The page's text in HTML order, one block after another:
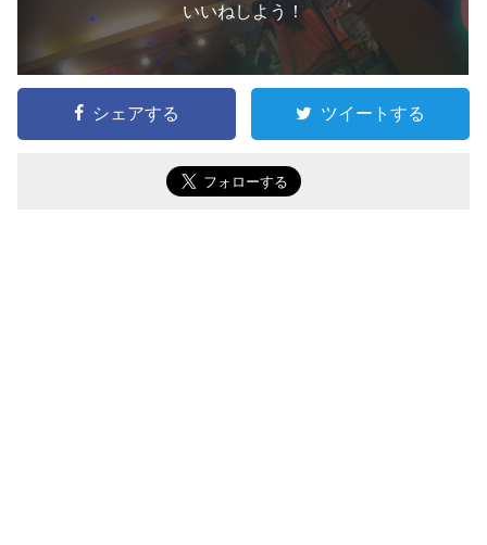
いいねしよう！
シェアする ツイートする